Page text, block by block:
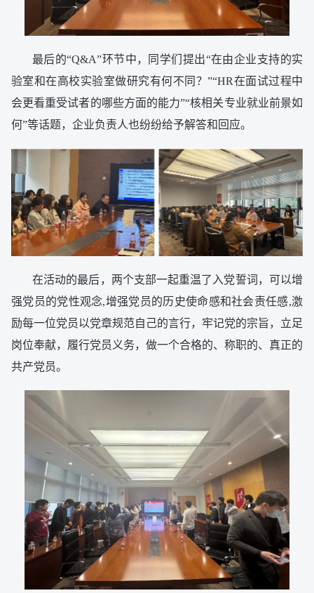
最后的“Q&A”环节中，同学们提出“在由企业支持的实
验室和在高校实验室做研究有何不同？”“HR在面试过程中
会更看重受试者的哪些方面的能力”“核相关专业就业前景如
何”等话题，企业负责人也纷纷给予解答和回应。
在活动的最后，两个支部一起重温了入党誓词，可以增
强党员的党性观念,增强党员的历史使命感和社会责任感,激
励每一位党员以党章规范自己的言行，牢记党的宗旨，立足
岗位奉献，履行党员义务，做一个合格的、称职的、真正的
共产党员。